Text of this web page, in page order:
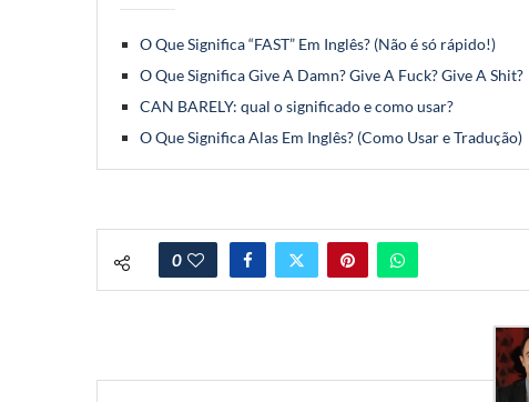
O Que Significa “FAST” Em Inglês? (Não é só rápido!)
O Que Significa Give A Damn? Give A Fuck? Give A Shit?
CAN BARELY: qual o significado e como usar?
O Que Significa Alas Em Inglês? (Como Usar e Tradução)
0